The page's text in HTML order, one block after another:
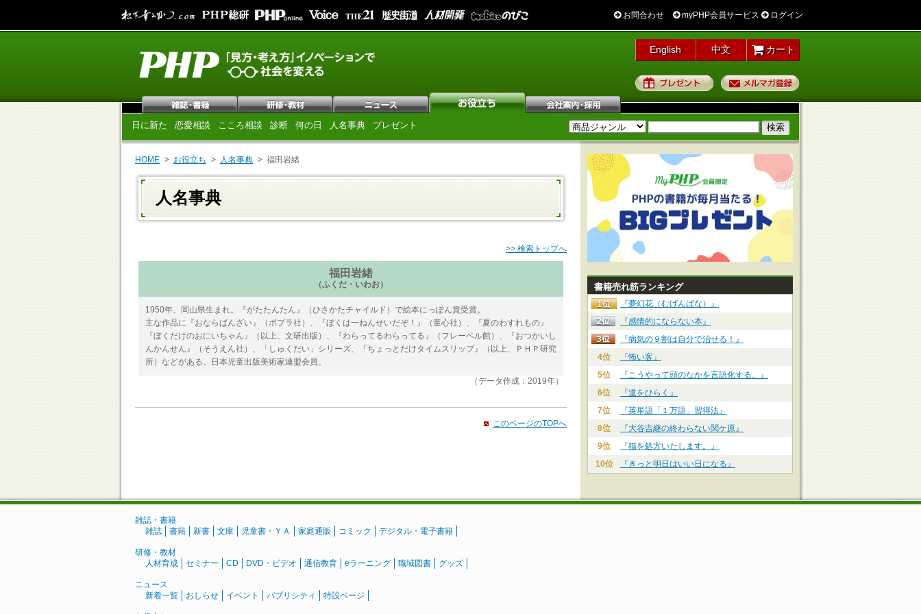
お問合わせ myPHP会員サービス ログイン
English 中文 カート
プレゼント
日に新た 恋愛相談 こころ相談 診断 何の日 人名事典 プレゼント
HOME お役立ち 人名事典 福田岩緒
人名事典
>> 検索トップへ
福田岩緒
（ふくだ・いわお）
1950年、岡山県生まれ。『がたたんたん』（ひさかたチャイルド）で絵本にっぽん賞受賞。
主な作品に『おならばんざい』（ポプラ社）、『ぼくは一ねんせいだぞ！』（童心社）、『夏のわすれもの』
『ぼくだけのおにいちゃん』（以上、文研出版）、『わらってるわらってる』（フレーベル館）、『おつかいし
んかんせん』（そうえん社）、「しゅくだい」シリーズ、『ちょっとだけタイムスリップ』（以上、ＰＨＰ研究
所）などがある。日本児童出版美術家連盟会員。
（データ作成：2019年）
このページのTOPへ
書籍売れ筋ランキング
『夢幻花（むげんばな）』
『感情的にならない本』
『病気の９割は自分で治せる！』
4位
『怖い客』
5位
『こうやって頭のなかを言語化する。』
6位
『道をひらく』
7位
『英単語「１万語」習得法』
8位
『大谷吉継の終わらない関ケ原』
9位
『猫を処方いたします。』
10位
『きっと明日はいい日になる』
雑誌・書籍
雑誌
書籍 新書 文庫 児童書・ＹＡ 家庭通販 コミック デジタル・電子書籍
研修・教材
人材育成
セミナー CD DVD・ビデオ 通信教育 eラーニング 職域図書 グッズ
ニュース
新着一覧
おしらせ イベント パブリシティ 特設ページ